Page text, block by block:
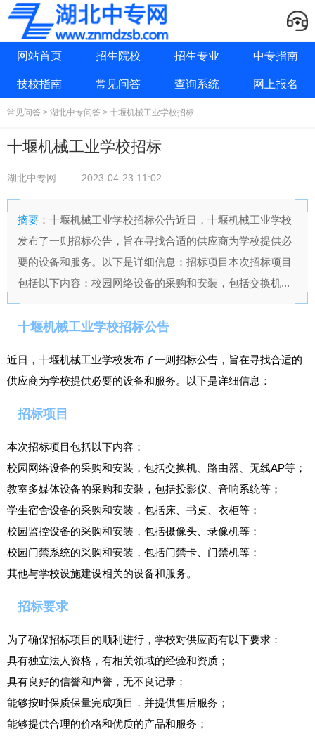
网站首页 招生院校 招生专业 中专指南
技校指南 常见问答 查询系统 网上报名
常见问答 > 湖北中专问答 > 十堰机械工业学校招标
十堰机械工业学校招标
湖北中专网 2023-04-23 11:02
摘要 ：十堰机械工业学校招标公告近日，十堰机械工业学校
发布了一则招标公告，旨在寻找合适的供应商为学校提供必
要的设备和服务。以下是详细信息：招标项目本次招标项目
包括以下内容：校园网络设备的采购和安装，包括交换机...
十堰机械工业学校招标公告
近日，十堰机械工业学校发布了一则招标公告，旨在寻找合适的
供应商为学校提供必要的设备和服务。以下是详细信息：
招标项目
本次招标项目包括以下内容：
校园网络设备的采购和安装，包括交换机、路由器、无线AP等；
教室多媒体设备的采购和安装，包括投影仪、音响系统等；
学生宿舍设备的采购和安装，包括床、书桌、衣柜等；
校园监控设备的采购和安装，包括摄像头、录像机等；
校园门禁系统的采购和安装，包括门禁卡、门禁机等；
其他与学校设施建设相关的设备和服务。
招标要求
为了确保招标项目的顺利进行，学校对供应商有以下要求：
具有独立法人资格，有相关领域的经验和资质；
具有良好的信誉和声誉，无不良记录；
能够按时保质保量完成项目，并提供售后服务；
能够提供合理的价格和优质的产品和服务；